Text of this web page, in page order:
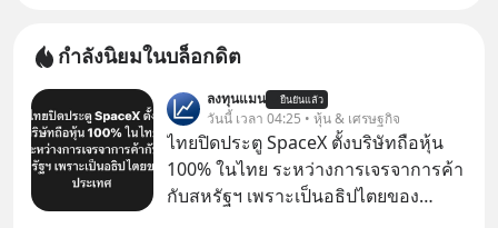
กำลังนิยมในบล็อกดิต
ลงทุนแมน ยืนยันแล้ว
วันนี้ เวลา 04:25 • หุ้น & เศรษฐกิจ
ไทยปิดประตู SpaceX ตั้งบริษัทถือหุ้น
100% ในไทย ระหว่างการเจรจาการค้า
กับสหรัฐฯ เพราะเป็นอธิปไตยของ